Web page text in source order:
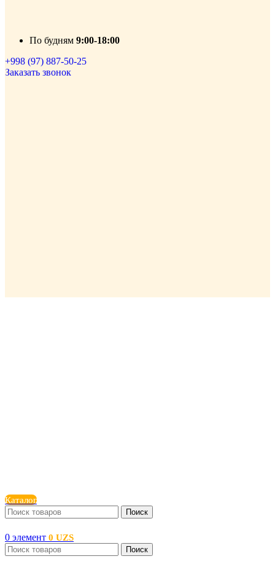
По будням 9:00-18:00
+998 (97) 887-50-25
Заказать звонок
Каталог
Поиск
0 элемент 0 UZS
Поиск